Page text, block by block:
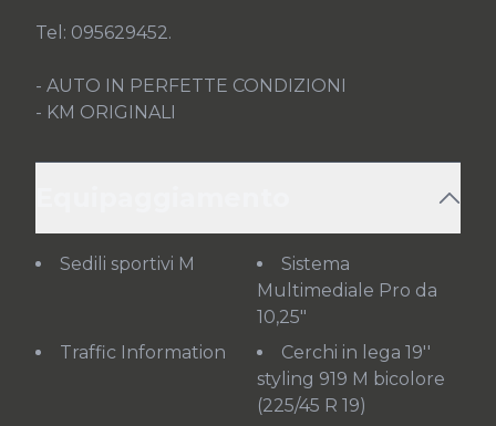
Tel: 095629452.
- AUTO IN PERFETTE CONDIZIONI
- KM ORIGINALI
Sedili sportivi M
Sistema
Multimediale Pro da
10,25"
Traffic Information
Cerchi in lega 19''
styling 919 M bicolore
(225/45 R 19)